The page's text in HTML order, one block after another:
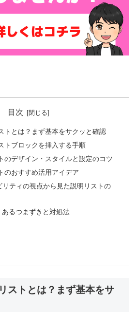
目次
トとは？まず基本をサクッと確認
トブロックを挿入する手順
のデザイン・スタイルと設定のコツ
のおすすめ活用アイデア
リティの視点から見た説明リストの
るつまずきと対処法
ストとは？まず基本をサ